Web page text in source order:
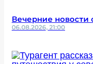
Вечерние новости
06.08.2026, 21:00